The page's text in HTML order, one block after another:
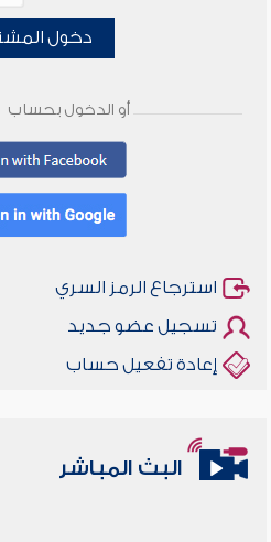
دخول
أو الدخول بحساب
استرجاع الرمز السري
تسجيل عضو جديد
إعادة تفعيل حساب
البث المباشر